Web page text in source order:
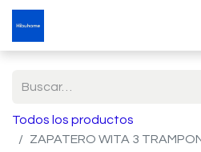
Todos los productos
ZAPATERO WITA 3